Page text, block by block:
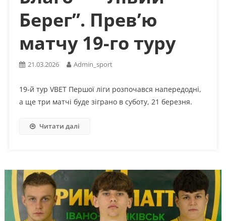
Берег”. Прев’ю
матчу 19-го туру
21.03.2026 Admin_sport
19-й тур VBET Першої ліги розпочався напередодні,
а ще три матчі буде зіграно в суботу, 21 березня.
Читати далі